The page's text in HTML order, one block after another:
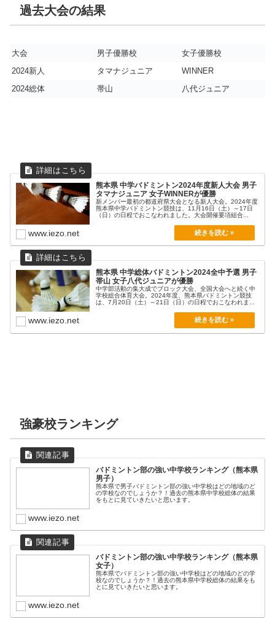
過去大会の結果
大会 男子優勝校
女子優勝校
2024新人
タマナジュニア
WINNER
2024総体
帯山 八代ジュニア
熊本県 中学バドミントン2024年度新人大会 男子
タマナジュニア 女子WINNERが優勝
新メンバー最初の都道府県大会となる新人大会。2024年度
熊本県中学バドミントン競技は、11月16日（土）～17日
（日）の日程でおこなわれました。大会開催要項組合...
www.iezo.net
熊本県 中学総体バドミントン2024全中予選 男子
帯山 女子八代ジュニアが優勝
中学部活動の集大成でブロック大会、全国大会へと続く中
学校総合体育大会。2024年度、熊本県バドミントン競技
は、7月20日（土）～21日（日）の日程でおこなわれま...
www.iezo.net
強豪校ランキング
バドミントン部の強い中学校ランキング（熊本県
男子）
熊本県で男子バドミントン部の強い中学校はどの地域のど
の学校なのでしょうか？！過去の熊本県中学校総体の結果
をもとに見ていきたいと思います。
www.iezo.net
バドミントン部の強い中学校ランキング（熊本県
女子）
熊本県でバドミントン部の強い中学校はどの地域のどの学
校なのでしょうか？！過去の熊本県中学校総体の結果をも
とに見ていきたいと思います。
www.iezo.net